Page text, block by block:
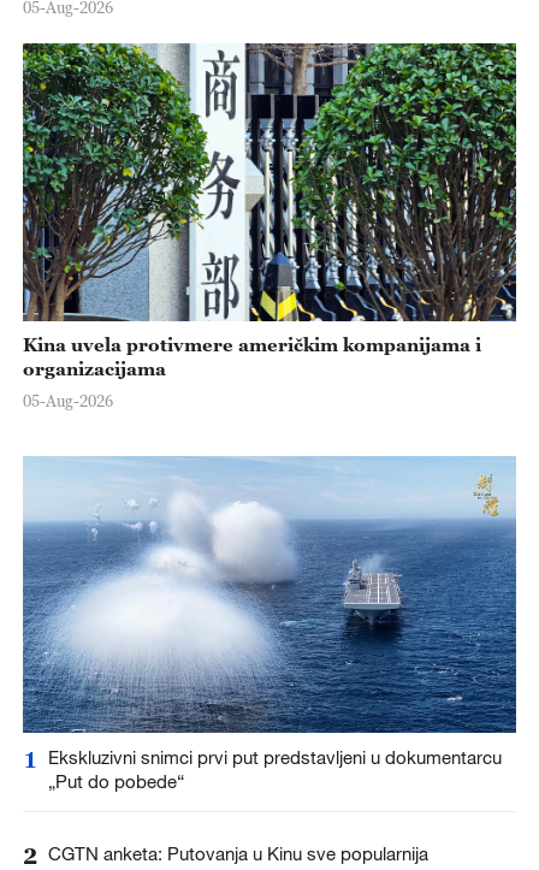
05-Aug-2026
Kina uvela protivmere američkim kompanijama i
organizacijama
05-Aug-2026
1
Ekskluzivni snimci prvi put predstavljeni u dokumentarcu
„Put do pobede“
2 CGTN anketa: Putovanja u Kinu sve popularnija